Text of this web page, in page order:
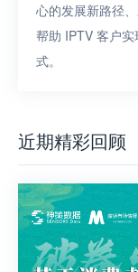
心的发展新路径
帮助 IPTV 客户
式。
近期精彩回顾